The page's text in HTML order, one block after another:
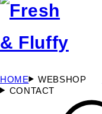
HOME WEBSHOP
CONTACT